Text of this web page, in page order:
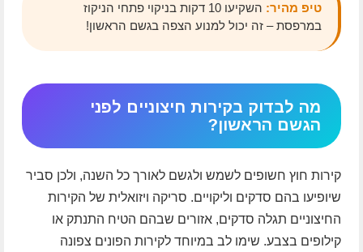
טיפ מהיר:
השקיעו 10 דקות בניקוי פתחי הניקוז
במרפסת – זה יכול למנוע הצפה בגשם הראשון!
מה לבדוק בקירות חיצוניים לפני
הגשם הראשון?
קירות חוץ חשופים לשמש ולגשם לאורך כל השנה, ולכן סביר
שיופיעו בהם סדקים וליקויים. סריקה ויזואלית של הקירות
החיצוניים תגלה סדקים, אזורים שבהם הטיח התנתק או
קילופים בצבע. שימו לב במיוחד לקירות הפונים צפונה